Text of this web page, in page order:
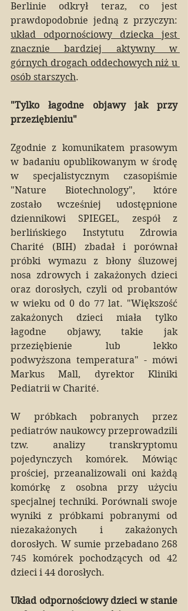
Berlinie odkrył teraz, co jest
układ odpornościowy dziecka jest
znacznie bardziej aktywny w
górnych drogach oddechowych niż u
osób starszych.
"Tylko łagodne objawy jak przy
przeziębieniu"
Zgodnie z komunikatem prasowym
w badaniu opublikowanym w środę
w specjalistycznym czasopiśmie
"Nature Biotechnology", które
zostało wcześniej udostępnione
dziennikowi SPIEGEL, zespół z
berlińskiego Instytutu Zdrowia
Charité (BIH) zbadał i porównał
próbki wymazu z błony śluzowej
nosa zdrowych i zakażonych dzieci
oraz dorosłych, czyli od probantów
w wieku od 0 do 77 lat. "Większość
zakażonych dzieci miała tylko
łagodne objawy, takie jak
przeziębienie lub lekko
podwyższona temperatura" - mówi
Markus Mall, dyrektor Kliniki
Pediatrii w Charité.
W próbkach pobranych przez
pediatrów naukowcy przeprowadzili
tzw. analizy transkryptomu
pojedynczych komórek. Mówiąc
prościej, przeanalizowali oni każdą
komórkę z osobna przy użyciu
specjalnej techniki. Porównali swoje
wyniki z próbkami pobranymi od
niezakażonych i zakażonych
dorosłych. W sumie przebadano 268
745 komórek pochodzących od 42
dzieci i 44 dorosłych.
Układ odpornościowy dzieci w stanie